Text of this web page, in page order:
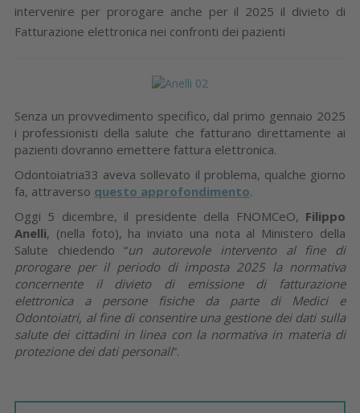
intervenire per prorogare anche per il 2025 il divieto di
Fatturazione elettronica nei confronti dei pazienti
Senza un provvedimento specifico, dal primo gennaio 2025
i professionisti della salute che fatturano direttamente ai
pazienti dovranno emettere fattura elettronica.
Odontoiatria33 aveva sollevato il problema, qualche giorno
fa, attraverso questo approfondimento.
Oggi 5 dicembre, il presidente della FNOMCeO, Filippo
Anelli, (nella foto), ha inviato una nota al Ministero della
Salute chiedendo “un autorevole intervento al fine di
prorogare per il periodo di imposta 2025 la normativa
concernente il divieto di emissione di fatturazione
elettronica a persone fisiche da parte di Medici e
Odontoiatri, al fine di consentire una gestione dei dati sulla
salute dei cittadini in linea con la normativa in materia di
protezione dei dati personali”.